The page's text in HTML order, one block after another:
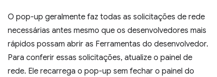
O pop-up geralmente faz todas as solicitações de rede
necessárias antes mesmo que os desenvolvedores mais
rápidos possam abrir as Ferramentas do desenvolvedor.
Para conferir essas solicitações, atualize o painel de
rede. Ele recarrega o pop-up sem fechar o painel do